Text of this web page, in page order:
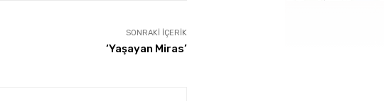
SONRAKI İÇERIK
‘Yaşayan Miras’